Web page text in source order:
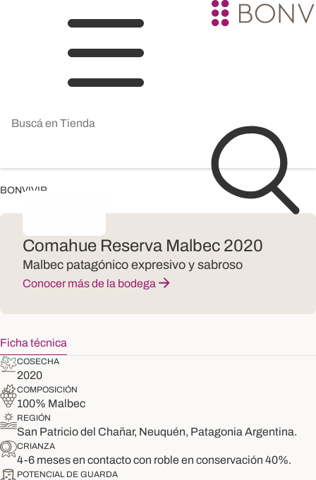
BONVIVIR
Comahue Reserva Malbec 2020
Malbec patagónico expresivo y sabroso
Conocer más de la bodega
Ficha técnica
COSECHA
2020
COMPOSICIÓN
100% Malbec
REGIÓN
San Patricio del Chañar, Neuquén, Patagonia Argentina.
CRIANZA
4-6 meses en contacto con roble en conservación 40%.
POTENCIAL DE GUARDA